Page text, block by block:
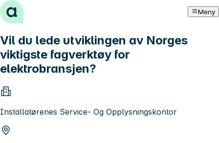
Hopp til innhold Meny
Vil du lede utviklingen av Norges
viktigste fagverktøy for
elektrobransjen?
Installatørenes Service- Og Opplysningskontor